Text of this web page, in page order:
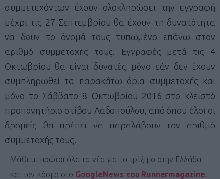
συμμετεχόντων έχουν ολοκληρώσει την εγγραφή
μέχρι τις 27 Σεπτεμβρίου θα έχουν τη δυνατότητα
να δουν το όνομά τους τυπωμένο επάνω στον
αριθμό συμμετοχής τους. Εγγραφές μετά τις 4
Οκτωβρίου θα είναι δυνατές μόνο εάν δεν έχουν
συμπληρωθεί τα παρακάτω όρια συμμετοχής και
μόνο το Σάββατο 8 Οκτωβρίου 2016 στο κλειστό
προπονητήριο στίβου Λαδοπούλου, από όπου όλοι οι
δρομείς θα πρέπει να παραλάβουν τον αριθμό
συμμετοχής τους.
Μάθετε πρώτοι όλα τα νέα για το τρέξιμο στην Ελλάδα
και τον κόσμο στο GoogleNews του Runnermagazine.